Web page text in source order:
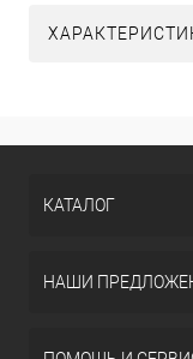
КАТАЛОГ
НАШИ